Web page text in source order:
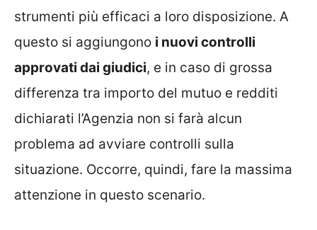
strumenti più efficaci a loro disposizione. A
questo si aggiungono i nuovi controlli
approvati dai giudici, e in caso di grossa
differenza tra importo del mutuo e redditi
dichiarati l’Agenzia non si farà alcun
problema ad avviare controlli sulla
situazione. Occorre, quindi, fare la massima
attenzione in questo scenario.